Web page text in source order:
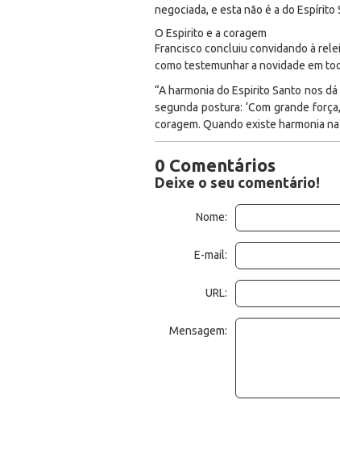
negociada, e esta não é a do
O Espirito e a coragem
Francisco concluiu convidando à
como testemunhar a novidade em
“A harmonia do Espirito Santo nos
segunda postura: ‘Com grande
coragem. Quando existe harmonia
0 Comentários
Deixe o seu comentário!
Nome:
E-mail:
URL:
Mensagem: